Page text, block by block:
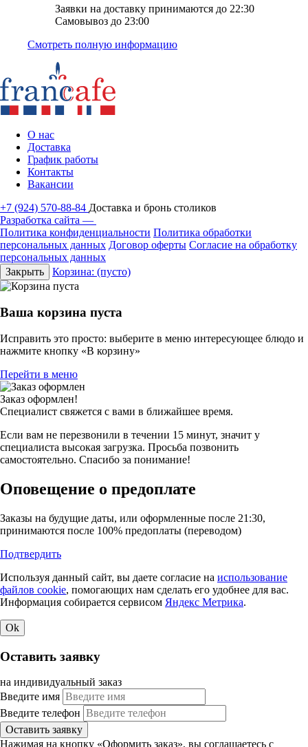
Заявки на доставку принимаются до 22:30
Самовывоз до 23:00
Смотреть полную информацию
О нас
Доставка
График работы
Контакты
Вакансии
+7 (924) 570-88-84 Доставка и бронь столиков
Разработка сайта —
Политика конфиденциальности Политика обработки
персональных данных Договор оферты Согласие на обработку
персональных данных
Закрыть
Корзина: (пусто)
Ваша корзина пуста
Исправить это просто: выберите в меню интересующее блюдо и
нажмите кнопку «В корзину»
Перейти в меню
Заказ оформлен!
Специалист свяжется с вами в ближайшее время.
Если вам не перезвонили в течении 15 минут, значит у
специалиста высокая загрузка. Просьба позвонить
самостоятельно. Спасибо за понимание!
Оповещение о предоплате
Заказы на будущие даты, или оформленные после 21:30,
принимаются после 100% предоплаты (переводом)
Подтвердить
Используя данный сайт, вы даете согласие на использование
файлов cookie, помогающих нам сделать его удобнее для вас.
Информация собирается сервисом Яндекс Метрика.
Ok
Оставить заявку
на индивидуальный заказ
Введите имя
Введите телефон
Оставить заявку
Нажимая на кнопку «Оформить заказ», вы соглашаетесь с